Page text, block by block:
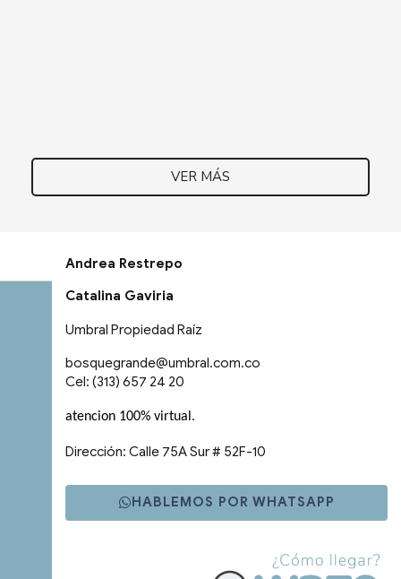
VER MÁS
Andrea Restrepo
Catalina Gaviria
Umbral Propiedad Raíz
bosquegrande@umbral.com.co
Cel: (313) 657 24 20
atencion 100% virtual.
Dirección: Calle 75A Sur # 52F-10
HABLEMOS POR WHATSAPP